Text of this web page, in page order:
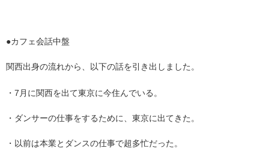
●カフェ会話中盤
関西出身の流れから、以下の話を引き出しました。
・7月に関西を出て東京に今住んでいる。
・ダンサーの仕事をするために、東京に出てきた。
・以前は本業とダンスの仕事で超多忙だった。